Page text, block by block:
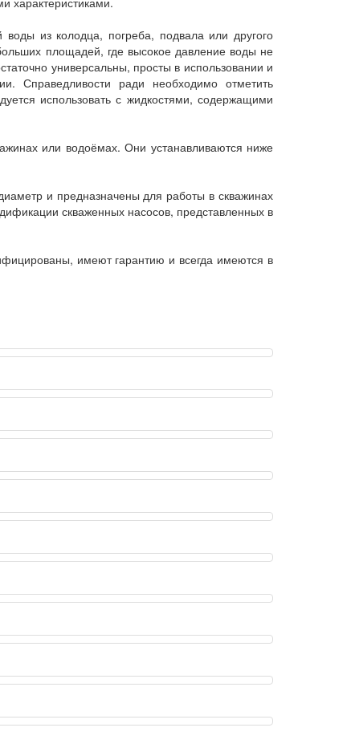
воды из колодца, погреба, подвала или другого
площадей, где высокое давление воды не
универсальны, просты в использовании и
Справедливости ради необходимо отметить
использовать с жидкостями, содержащими
или водоёмах. Они устанавливаются ниже
и предназначены для работы в скважинах
скваженных насосов, представленных в
имеют гарантию и всегда имеются в